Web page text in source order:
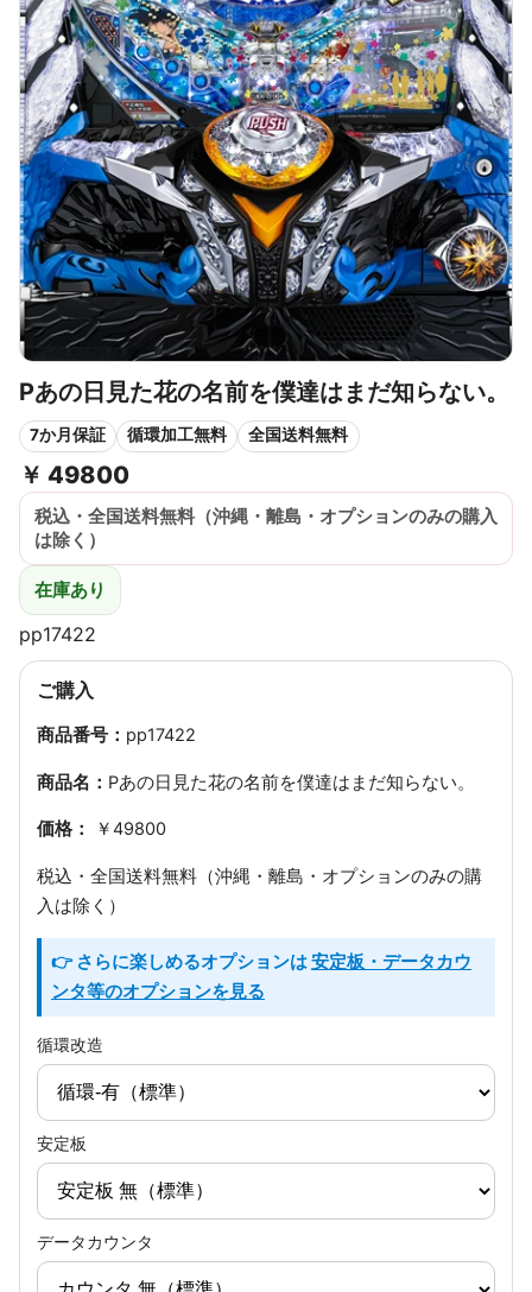
Pあの日見た花の名前を僕達はまだ知らない。
7か月保証 循環加工無料 全国送料無料
￥ 49800
税込・全国送料無料（沖縄・離島・オプションのみの購入
は除く）
在庫あり
pp17422
ご購入
商品番号： pp17422
商品名： Pあの日見た花の名前を僕達はまだ知らない。
価格： ￥49800
税込・全国送料無料（沖縄・離島・オプションのみの購
入は除く）
👉 さらに楽しめるオプションは安定板・データカウ
ンタ等のオプションを見る
循環改造
安定板
データカウンタ